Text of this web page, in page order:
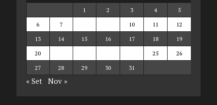
1 2 3 4
5
6
7 10 11
12
13
14 15 16 17 18
19
20
25
26
27
28 29 30 31
« Set Nov »